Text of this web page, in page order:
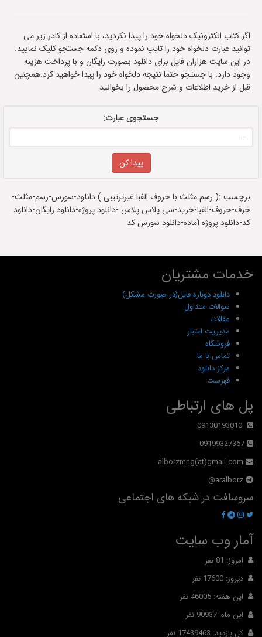
اگر کتاب الکترونیک دلخواه خود را پیدا نکردید، با استفاده از کادر زیر می
توانید عبارت دلخواه خود را تایپ نموده و روی دکمه جستجو کلیک نمایید.
در این سایت هزاران فایل برای دانلود بصورت رایگان و با پرداخت هزینه
وجود دارد. با جستجو حتما نتیجه دلخواه خود را پیدا خواهید کرد.همچنین
قبل از خرید اطلاعات و شرح محصول را بخوانید
جستجوی عبارت:
برچسب :( رسم مثلث با حروف الفبا غیرترتیبی ) دانلود-سورس-رسم-مثلث-
حرف-حروف-الفبا-خرید-سی پلاس پلاس -دانلود پروژه-دانلود رایگان-دانلود
کد-دانلود پروژه آماده-دانلود سورس کد
خدمات مشتریان
دانلود دوباره فایل(در صورت مشکل)
سوالات متداول
مقالات
مدیریت اعتبار
فروشگاه
تماس با ما
مرکز دانلود
فهرست
پل های ارتباطی
09130193010
09199327367
alborzmng(at)gmail.com
aralborz@
سروسافت در شبکه های اجتماعی
آمار وب سایت
امروز: 81 نفر
دیروز: 17600 نفر
این هفته: 46005 نفر
این ماه: 90937 نفر
کل بازدید: 17439463 نفر